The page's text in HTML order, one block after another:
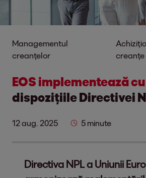
Managementul
creanțelor
creanțe
EOS implementează
dispozițiile Directivei
12 aug. 2025 5 minute
Directiva NPL a Uniunii